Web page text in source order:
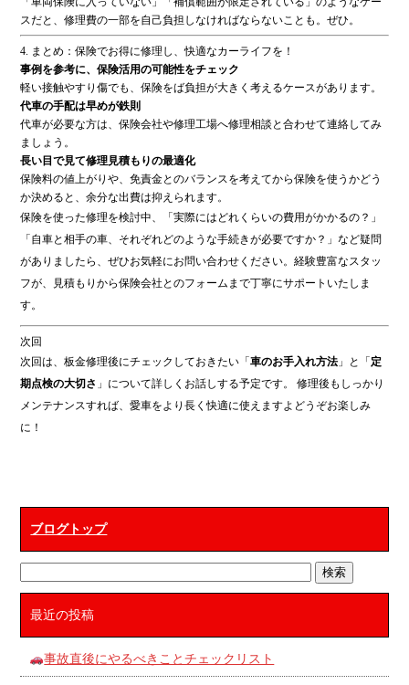
スだと、修理費の一部を自己負担しなければならないことも。ぜひ。
4. まとめ：保険でお得に修理し、快適なカーライフを！
事例を参考に、保険活用の可能性をチェック
軽い接触やすり傷でも、保険をば負担が大きく考えるケースがあります。
代車の手配は早めが鉄則
代車が必要な方は、保険会社や修理工場へ修理相談と合わせて連絡してみ
ましょう。
長い目で見て修理見積もりの​​最適化
保険料の値上がりや、免責金とのバランスを考えてから保険を使うかどう
か決めると、余分な出費は抑えられます。
保険を使った修理を検討中、「実際にはどれくらいの費用がかかるの？」
「自車と相手の車、それぞれどのような手続きが必要ですか？」など疑問
がありましたら、ぜひお気軽にお問い合わせください。経験豊富なスタッ
フが、見積もりから保険会社とのフォームまで丁寧にサポートいたしま
す。
次回
次回は、板金修理後にチェックしておきたい「車のお手入れ方法 」と「 定
期点検の大切さ 」について詳しくお話しする予定です。 修理後もしっかり
メンテナンスすれば、愛車をより長く快適に使えますよどうぞお楽しみ
に！
ブログトップ
最近の投稿
事故直後にやるべきことチェックリスト